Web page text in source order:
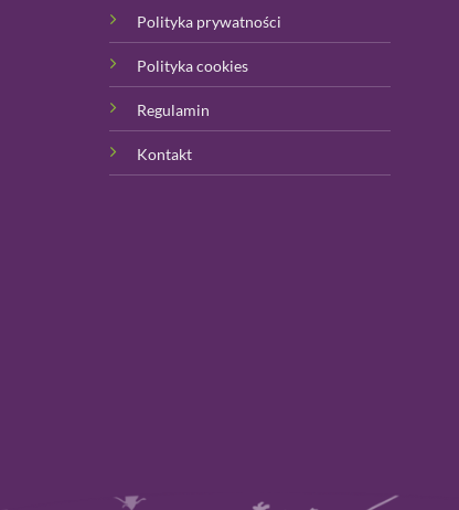
Polityka prywatności
Polityka cookies
Regulamin
Kontakt